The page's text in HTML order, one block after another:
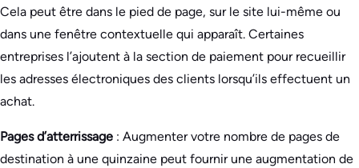
Cela peut être dans le pied de page, sur le site lui-même ou
dans une fenêtre contextuelle qui apparaît. Certaines
entreprises l’ajoutent à la section de paiement pour recueillir
les adresses électroniques des clients lorsqu’ils effectuent un
achat.
Pages d’atterrissage : Augmenter votre nombre de pages de
destination à une quinzaine peut fournir une augmentation de